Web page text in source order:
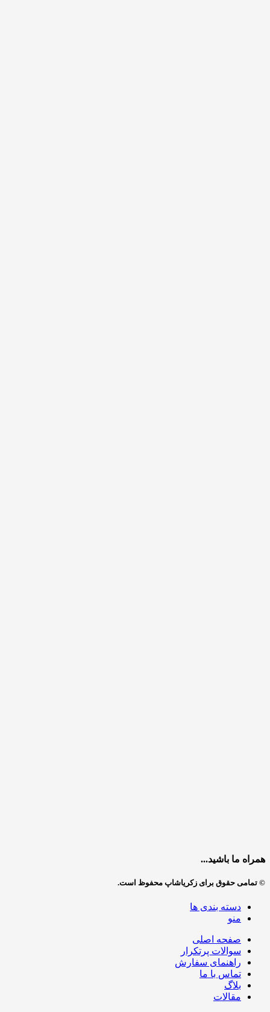
همراه ما باشید...
© تمامی حقوق برای زکریاشاپ محفوظ است.
دسته بندی ها
منو
صفحه اصلی
سوالات پرتکرار
راهنمای سفارش
تماس با ما
بلاگ
مقالات